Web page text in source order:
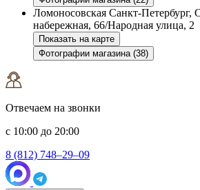
Ломоносовская Санкт-Петербург,
набережная, 66/Народная улица, 2
Показать на карте
Фотографии магазина (38)
Отвечаем на звонки
с 10:00 до 20:00
8 (812) 748–29–09